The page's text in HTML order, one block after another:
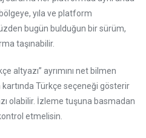
yıla ve platform
bugün bulduğun bir sürüm,
taşınabilir.
altyazı” ayrımını net bilmen
Türkçe seçeneği gösterir
olabilir. İzleme tuşuna basmadan
etmelisin.